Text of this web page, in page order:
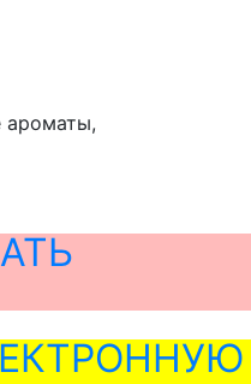
ароматы,